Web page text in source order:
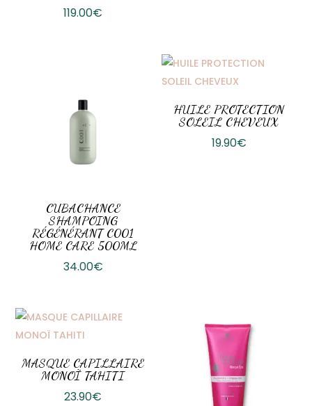
119.00€
CUBACHANCE
SHAMPOING
RÉGÉNÉRANT C001
HOME CARE 500ML
34.00€
HUILE PROTECTION
SOLEIL CHEVEUX
19.90€
MASQUE CAPILLAIRE
MONOÏ TAHITI
23.90€